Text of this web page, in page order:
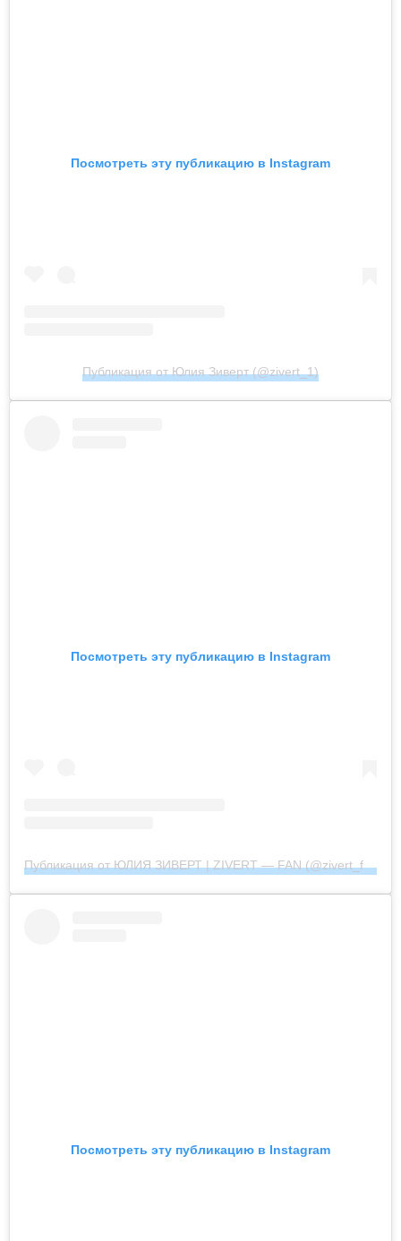
Посмотреть эту публикацию в Instagram
Публикация от Юлия Зиверт (@zivert_1)
Посмотреть эту публикацию в Instagram
Публикация от ЮЛИЯ ЗИВЕРТ | ZIVERT — FAN (@zivert_fan_community_official)
Посмотреть эту публикацию в Instagram